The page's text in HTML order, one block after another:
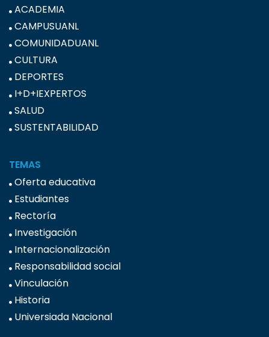
ACADEMIA
CAMPUSUANL
COMUNIDADUANL
CULTURA
DEPORTES
I+D+IEXPERTOS
SALUD
SUSTENTABILIDAD
TEMAS
Oferta educativa
Estudiantes
Rectoría
Investigación
Internacionalización
Responsabilidad social
Vinculación
Historia
Universiada Nacional